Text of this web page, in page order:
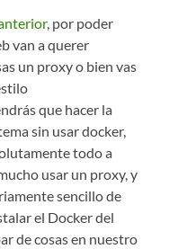
, por poder
van a querer
un proxy o bien vas
que hacer la
sin usar docker,
todo a
usar un proxy, y
sencillo de
el Docker del
de cosas en nuestro